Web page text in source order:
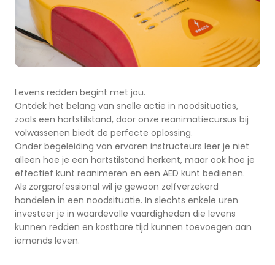
Levens redden begint met jou.
Ontdek het belang van snelle actie in noodsituaties,
zoals een hartstilstand, door onze reanimatiecursus bij
volwassenen biedt de perfecte oplossing.
Onder begeleiding van ervaren instructeurs leer je niet
alleen hoe je een hartstilstand herkent, maar ook hoe je
effectief kunt reanimeren en een AED kunt bedienen.
Als zorgprofessional wil je gewoon zelfverzekerd
handelen in een noodsituatie. In slechts enkele uren
investeer je in waardevolle vaardigheden die levens
kunnen redden en kostbare tijd kunnen toevoegen aan
iemands leven.